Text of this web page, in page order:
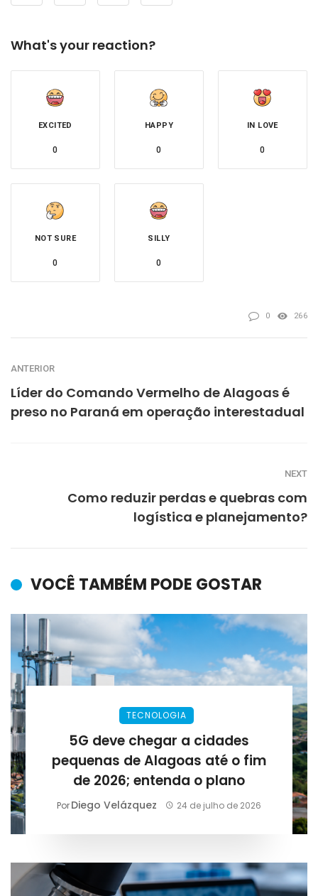
What's your reaction?
EXCITED
0
HAPPY
0
IN LOVE
0
NOT SURE
0
SILLY
0
0 266
ANTERIOR
Líder do Comando Vermelho de Alagoas é
preso no Paraná em operação interestadual
NEXT
Como reduzir perdas e quebras com
logística e planejamento?
VOCÊ TAMBÉM PODE GOSTAR
TECNOLOGIA
5G deve chegar a cidades
pequenas de Alagoas até o fim
de 2026; entenda o plano
PorDiego Velázquez 24 de julho de 2026